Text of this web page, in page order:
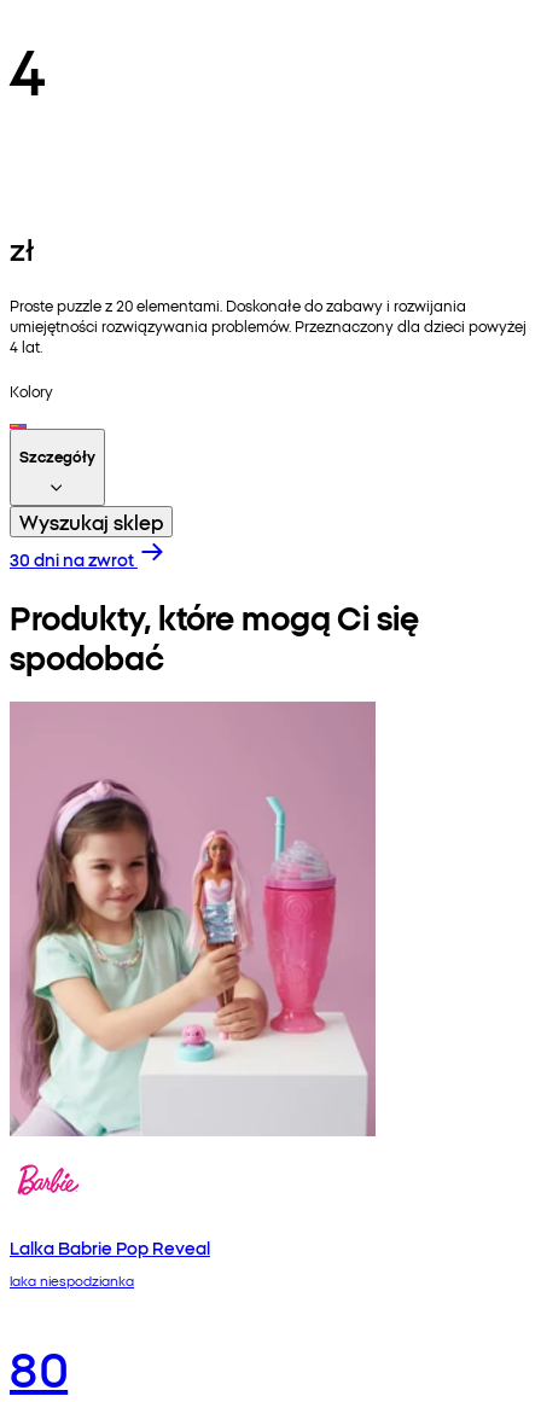
4
zł
Proste puzzle z 20 elementami. Doskonałe do zabawy i rozwijania
umiejętności rozwiązywania problemów. Przeznaczony dla dzieci powyżej
4 lat.
Kolory
Szczegóły
Wyszukaj sklep
30 dni na zwrot
Produkty, które mogą Ci się
spodobać
Lalka Babrie Pop Reveal
laka niespodzianka
80